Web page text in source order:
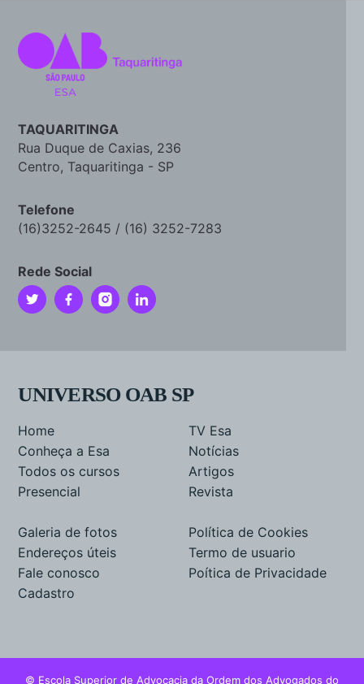
TAQUARITINGA
Rua Duque de Caxias, 236
Centro, Taquaritinga - SP
Telefone
(16)3252-2645 / (16) 3252-7283
Rede Social
UNIVERSO OAB SP
Home
Conheça a Esa
Todos os cursos
Presencial
TV Esa
Notícias
Artigos
Revista
Galeria de fotos
Endereços úteis
Fale conosco
Cadastro
Política de Cookies
Termo de usuario
Poítica de Privacidade
© Escola Superior de Advocacia da Ordem dos Advogados do